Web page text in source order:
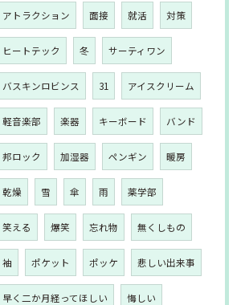
アトラクション 面接 就活 対策
ヒートテック 冬 サーティワン
バスキンロビンス 31 アイスクリーム
軽音楽部 楽器 キーボード バンド
邦ロック 加湿器 ペンギン 暖房
乾燥 雪 傘 雨 薬学部
笑える 爆笑 忘れ物 無くしもの
袖 ポケット ポッケ 悲しい出来事
早く二か月経ってほしい 悔しい